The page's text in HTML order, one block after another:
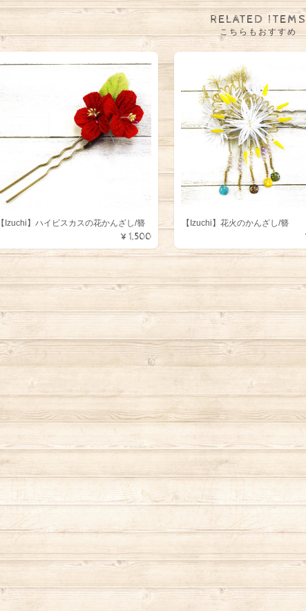
RELATED ITEMS
こちらもおすすめ
【Izuchi】ハイビスカスの花かんざし/簪
¥1,500
【Izuchi】花火のかんざし/簪